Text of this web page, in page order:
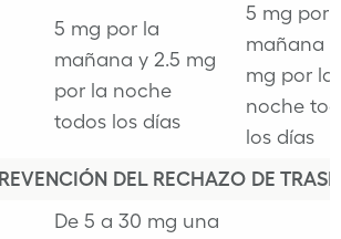
5 mg por la
mañana y 2.5 mg
por la noche
todos los días
5 mg por
mañana
mg por la
noche
los días
DEL RECHAZO DE
De 5 a 30 mg una